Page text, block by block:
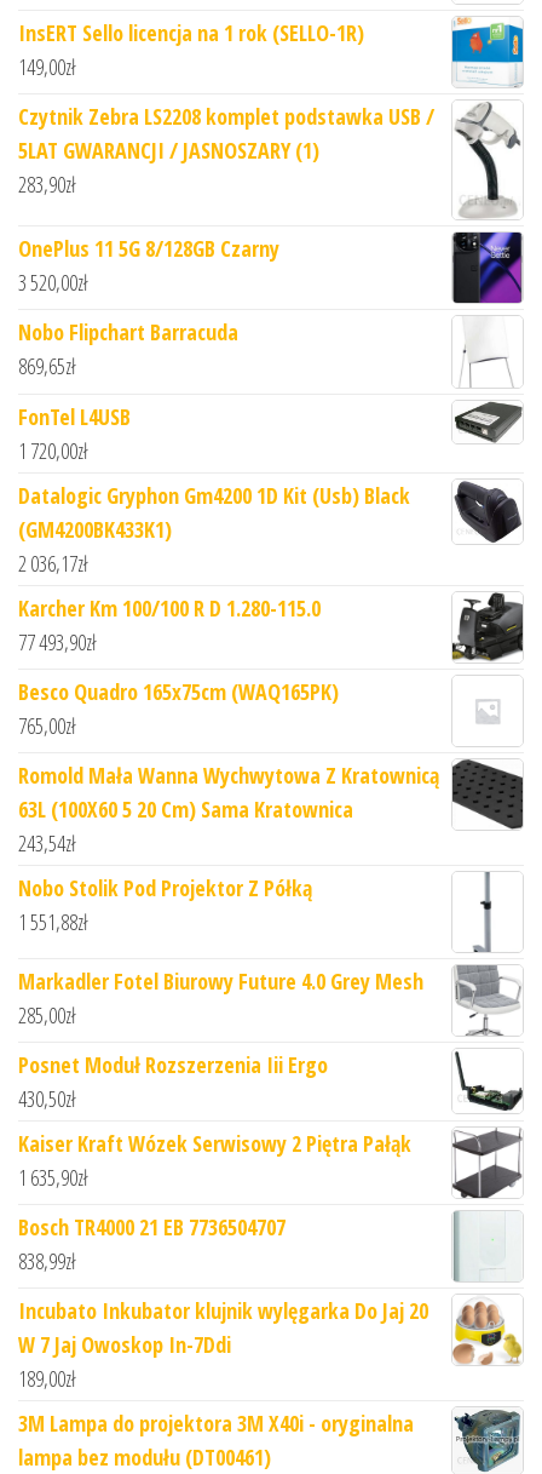
InsERT Sello licencja na 1 rok (SELLO-1R)
149,00zł
Czytnik Zebra LS2208 komplet podstawka USB /
5LAT GWARANCJI / JASNOSZARY (1)
283,90zł
OnePlus 11 5G 8/128GB Czarny
3 520,00zł
Nobo Flipchart Barracuda
869,65zł
FonTel L4USB
1 720,00zł
Datalogic Gryphon Gm4200 1D Kit (Usb) Black
(GM4200BK433K1)
2 036,17zł
Karcher Km 100/100 R D 1.280-115.0
77 493,90zł
Besco Quadro 165x75cm (WAQ165PK)
765,00zł
Romold Mała Wanna Wychwytowa Z Kratownicą
63L (100X60 5 20 Cm) Sama Kratownica
243,54zł
Nobo Stolik Pod Projektor Z Półką
1 551,88zł
Markadler Fotel Biurowy Future 4.0 Grey Mesh
285,00zł
Posnet Moduł Rozszerzenia Iii Ergo
430,50zł
Kaiser Kraft Wózek Serwisowy 2 Piętra Pałąk
1 635,90zł
Bosch TR4000 21 EB 7736504707
838,99zł
Incubato Inkubator klujnik wylęgarka Do Jaj 20
W 7 Jaj Owoskop In-7Ddi
189,00zł
3M Lampa do projektora 3M X40i - oryginalna
lampa bez modułu (DT00461)